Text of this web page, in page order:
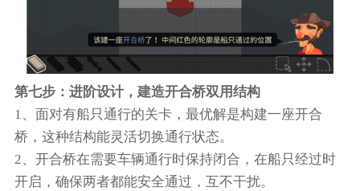
第七步：进阶设计，建造开合桥双用结构
1、面对有船只通行的关卡，最优解是构建一座开合
桥，这种结构能灵活切换通行状态。
2、开合桥在需要车辆通行时保持闭合，在船只经过时
开启，确保两者都能安全通过，互不干扰。